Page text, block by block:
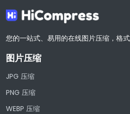
您的一站式、易用的在线图片压缩，格
图片压缩
JPG 压缩
PNG 压缩
WEBP 压缩